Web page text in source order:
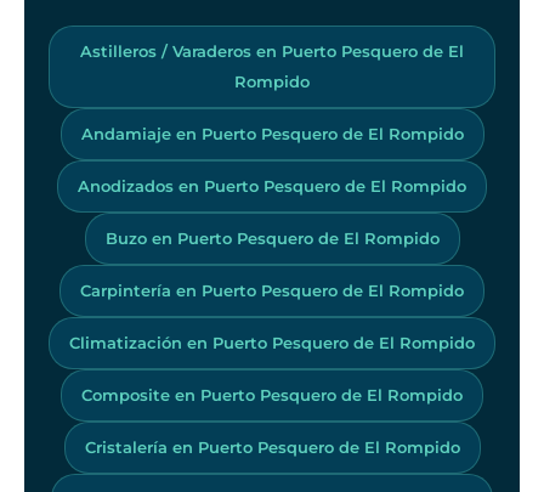
Astilleros / Varaderos en Puerto Pesquero de El
Rompido
Andamiaje en Puerto Pesquero de El Rompido
Anodizados en Puerto Pesquero de El Rompido
Buzo en Puerto Pesquero de El Rompido
Carpintería en Puerto Pesquero de El Rompido
Climatización en Puerto Pesquero de El Rompido
Composite en Puerto Pesquero de El Rompido
Cristalería en Puerto Pesquero de El Rompido